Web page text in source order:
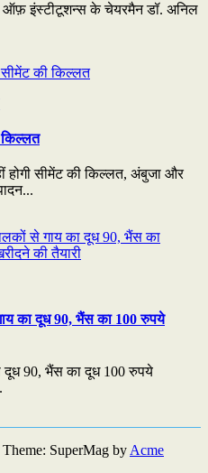
ऑफ़ इंस्टीटूशन्स के चेयरमैन डॉ. अनिल
किल्लत
होगी सीमेंट की किल्लत, अंबुजा और
का दूध 90, भैंस का 100 रुपये
दूध 90, भैंस का दूध 100 रुपये
Theme: SuperMag by Acme